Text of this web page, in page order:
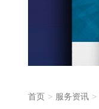
首页 服务资讯